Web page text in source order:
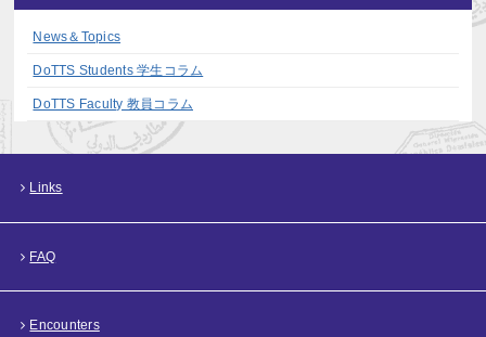
News＆Topics
DoTTS Students 学生コラム
DoTTS Faculty 教員コラム
Links
FAQ
Encounters